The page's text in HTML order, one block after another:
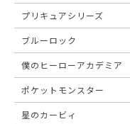
プリキュアシリーズ
ブルーロック
僕のヒーローアカデミア
ポケットモンスター
星のカービィ